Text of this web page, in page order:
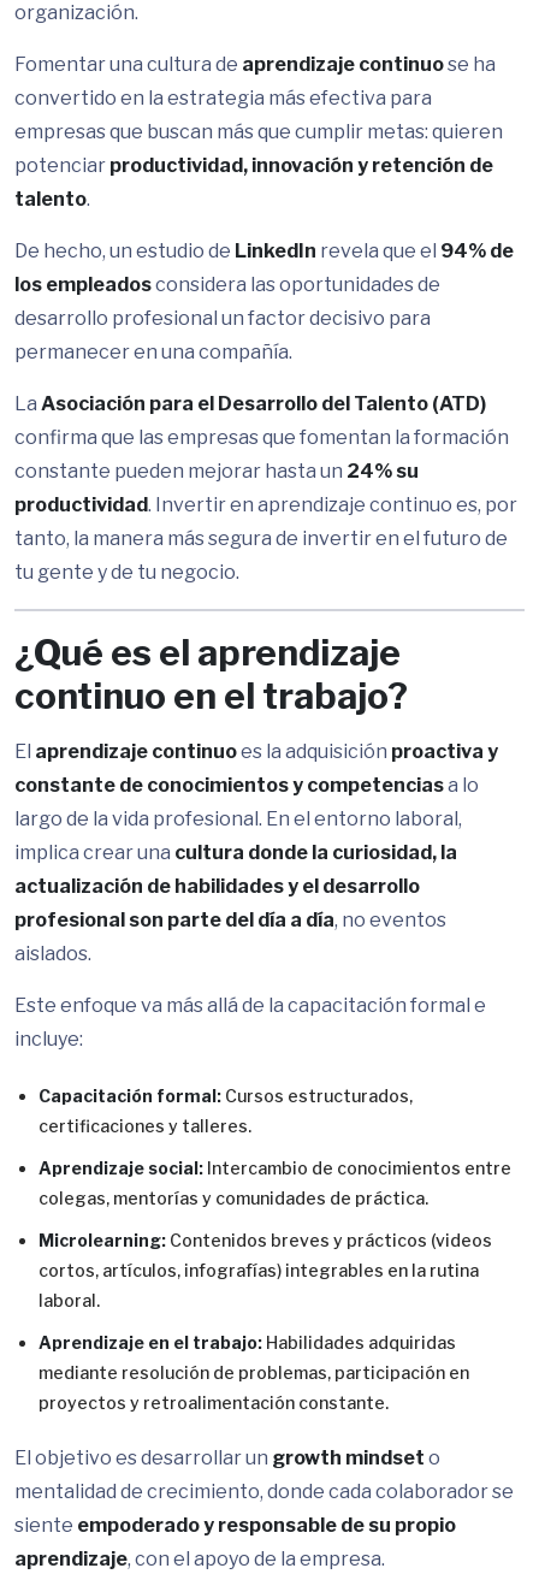
organización.
Fomentar una cultura de aprendizaje continuose ha
convertido en la estrategia más efectiva para
empresas que buscan más que cumplir metas: quieren
potenciar productividad, innovación y retención de
talento.
De hecho, un estudio de LinkedIn revela que el 94% de
los empleadosconsidera las oportunidades de
desarrollo profesional un factor decisivo para
permanecer en una compañía.
La Asociación para el Desarrollo del Talento (ATD)
confirma que las empresas que fomentan la formación
constante pueden mejorar hasta un 24% su
productividad. Invertir en aprendizaje continuo es, por
tanto, la manera más segura de invertir en el futuro de
tu gente y de tu negocio.
¿Qué es el aprendizaje
continuo en el trabajo?
El aprendizaje continuoes la adquisición proactiva y
constante de conocimientos y competenciasa lo
largo de la vida profesional. En el entorno laboral,
implica crear una cultura donde la curiosidad, la
actualización de habilidades y el desarrollo
profesional son parte del día a día, no eventos
aislados.
Este enfoque va más allá de la capacitación formal e
incluye:
Capacitación formal: Cursos estructurados,
certificaciones y talleres.
Aprendizaje social: Intercambio de conocimientos entre
colegas, mentorías y comunidades de práctica.
Microlearning: Contenidos breves y prácticos (videos
cortos, artículos, infografías) integrables en la rutina
laboral.
Aprendizaje en el trabajo: Habilidades adquiridas
mediante resolución de problemas, participación en
proyectos y retroalimentación constante.
El objetivo es desarrollar un growth mindset o
mentalidad de crecimiento, donde cada colaborador se
siente empoderado y responsable de su propio
aprendizaje, con el apoyo de la empresa.